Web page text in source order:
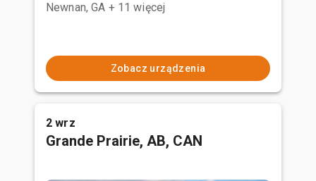
Newnan, GA + 11 więcej
Zobacz urządzenia
2 wrz
Grande Prairie, AB, CAN